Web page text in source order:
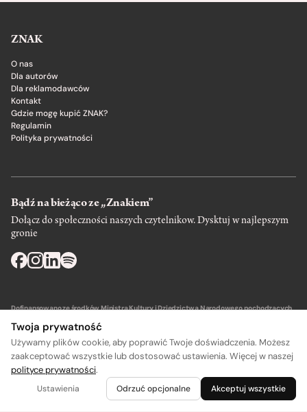
ZNAK
O nas
Dla autorów
Dla reklamodawców
Kontakt
Gdzie mogę kupić ZNAK?
Regulamin
Polityka prywatności
Bądź na bieżąco ze „Znakiem”
Dołącz do społeczności naszych czytelnikow. Dysktuj w najlepszym
gronie
Dofinansowano ze środków Ministra Kultury i Dziedzictwa Narodowego pochodzących
Wydawca: SIW Znak w Krakowie
Twoja prywatność
Używamy plików cookie, aby poprawić Twoje doświadczenia. Możesz
zaakceptować wszystkie lub dostosować ustawienia. Więcej w naszej
polityce prywatności.
Ustawienia Odrzuć opcjonalne Akceptuj wszystkie